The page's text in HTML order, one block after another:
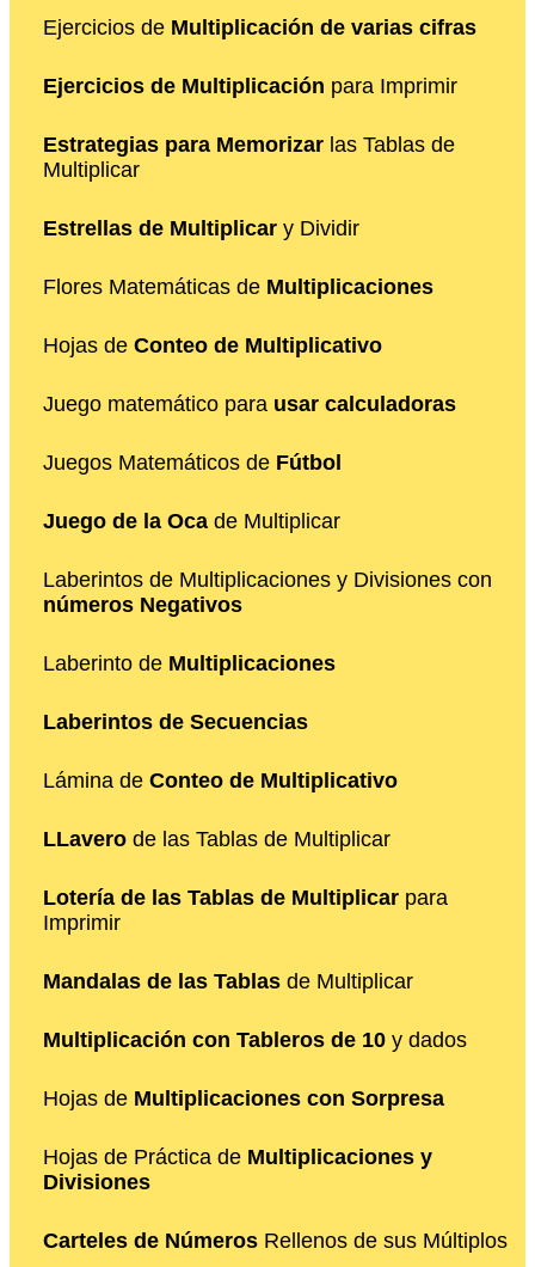
Ejercicios de Multiplicación de varias cifras
Ejercicios de Multiplicación para Imprimir
Estrategias para Memorizar las Tablas de
Multiplicar
Estrellas de Multiplicar y Dividir
Flores Matemáticas de Multiplicaciones
Hojas de Conteo de Multiplicativo
Juego matemático para usar calculadoras
Juegos Matemáticos de Fútbol
Juego de la Oca de Multiplicar
Laberintos de Multiplicaciones y Divisiones con
números Negativos
Laberinto de Multiplicaciones
Laberintos de Secuencias
Lámina de Conteo de Multiplicativo
LLavero de las Tablas de Multiplicar
Lotería de las Tablas de Multiplicar para
Imprimir
Mandalas de las Tablas de Multiplicar
Multiplicación con Tableros de 10 y dados
Hojas de Multiplicaciones con Sorpresa
Hojas de Práctica de Multiplicaciones y
Divisiones
Carteles de Números Rellenos de sus Múltiplos